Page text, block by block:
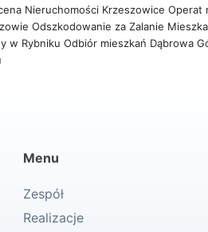
Nieruchomości KrzeszowiceOperat
Odszkodowanie za Zalanie
w RybnikuOdbiór mieszkań Dąbrowa
Menu
Zespół
Realizacje